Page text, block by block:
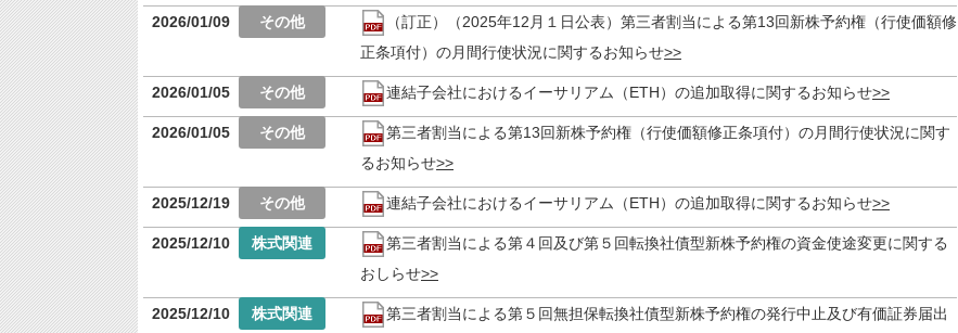
2026/01/09
（訂正）（2025年12月１日公表）第三者割当による第13回新株予約権（行使価額修
正条項付）の月間行使状況に関するお知らせ
2026/01/05 連結子会社におけるイーサリアム（ETH）の追加取得に関するお知らせ
2026/01/05
第三者割当による第13回新株予約権（行使価額修正条項付）の月間行使状況に関す
るお知らせ
2025/12/19 連結子会社におけるイーサリアム（ETH）の追加取得に関するお知らせ
2025/12/10
第三者割当による第４回及び第５回転換社債型新株予約権の資金使途変更に関する
おしらせ
2025/12/10
第三者割当による第５回無担保転換社債型新株予約権の発行中止及び有価証券届出